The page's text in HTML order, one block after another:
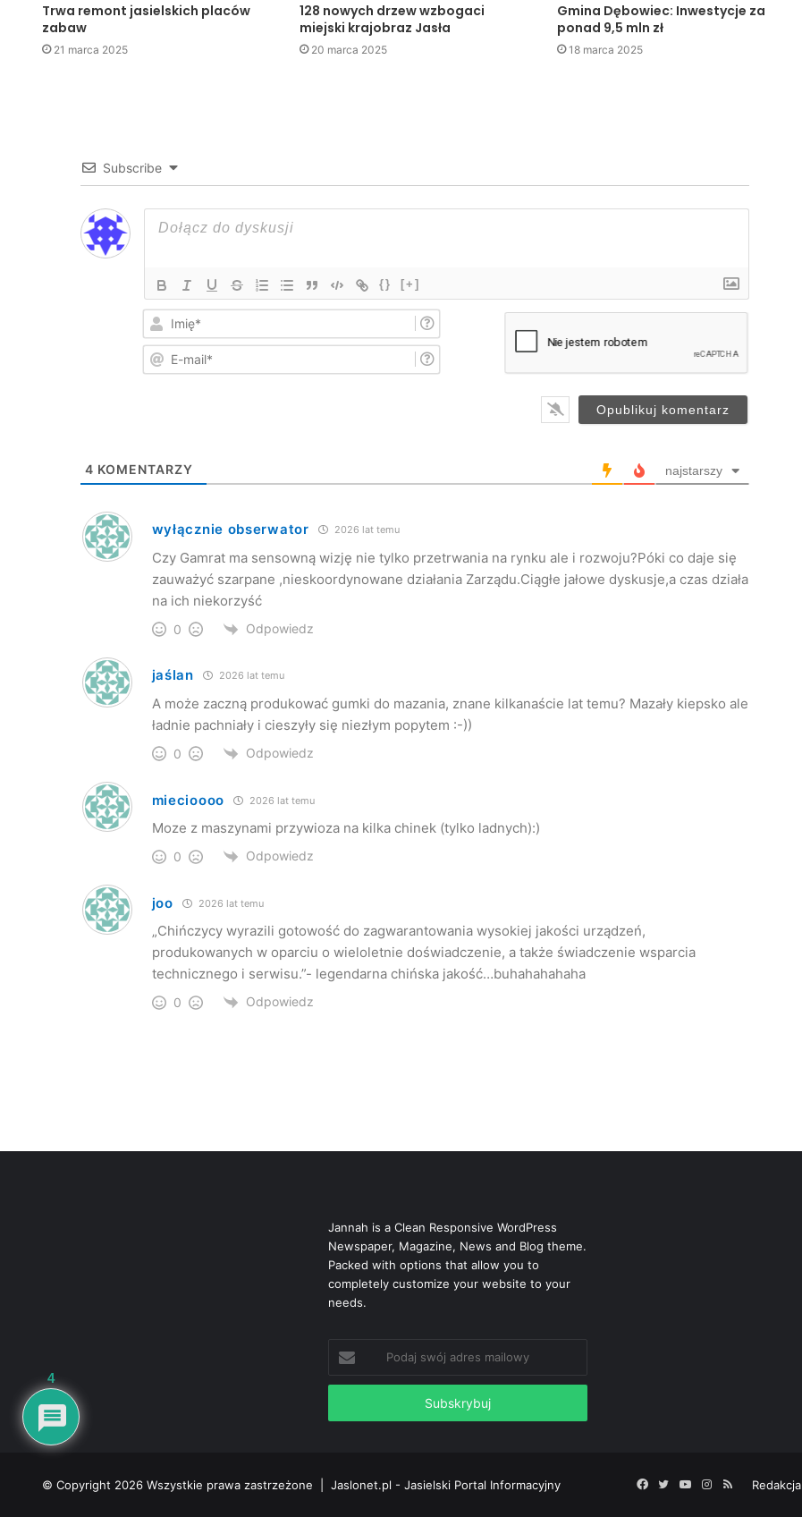
Trwa remont jasielskich placów
zabaw
21 marca 2025
128 nowych drzew wzbogaci
miejski krajobraz Jasła
20 marca 2025
Gmina Dębowiec: Inwestycje za
ponad 9,5 mln zł
18 marca 2025
Subscribe
{} [+]
i
*
4 KOMENTARZY najstarszy
wyłącznie obserwator 2026 lat temu
Czy Gamrat ma sensowną wizję nie tylko przetrwania na rynku ale i rozwoju?Póki co daje się
zauważyć szarpane ,nieskoordynowane działania Zarządu.Ciągłe jałowe dyskusje,a czas działa
na ich niekorzyść
0 Odpowiedz
jaślan 2026 lat temu
A może zaczną produkować gumki do mazania, znane kilkanaście lat temu? Mazały kiepsko ale
ładnie pachniały i cieszyły się niezłym popytem :-))
0 Odpowiedz
miecioooo 2026 lat temu
Moze z maszynami przywioza na kilka chinek (tylko ladnych):)
0 Odpowiedz
joo 2026 lat temu
„Chińczycy wyrazili gotowość do zagwarantowania wysokiej jakości urządzeń,
produkowanych w oparciu o wieloletnie doświadczenie, a także świadczenie wsparcia
technicznego i serwisu.”- legendarna chińska jakość…buhahahahaha
0 Odpowiedz
Jannah is a Clean Responsive WordPress
Newspaper, Magazine, News and Blog theme.
Packed with options that allow you to
completely customize your website to your
needs.
Podaj
swój
adres
© Copyright 2026 Wszystkie prawa zastrzeżone | Jaslonet.pl - Jasielski Portal Informacyjny Redakcja
Facebook
TwitterYouTubeInstagram
RSS
4